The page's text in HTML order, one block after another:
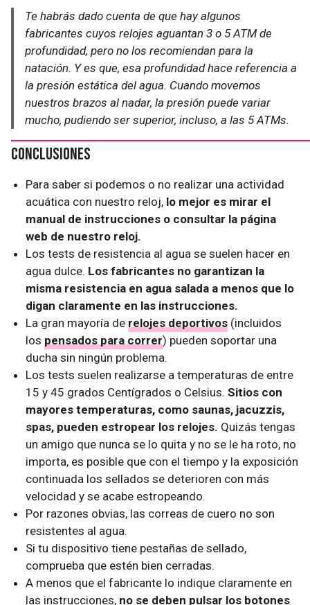
Te habrás dado cuenta de que hay algunos
fabricantes cuyos relojes aguantan 3 o 5 ATM de
profundidad, pero no los recomiendan para la
natación. Y es que, esa profundidad hace referencia a
la presión estática del agua. Cuando movemos
nuestros brazos al nadar, la presión puede variar
mucho, pudiendo ser superior, incluso, a las 5 ATMs.
Conclusiones
Para saber si podemos o no realizar una actividad
acuática con nuestro reloj, lo mejor es mirar el
manual de instrucciones o consultar la página
web de nuestro reloj.
Los tests de resistencia al agua se suelen hacer en
agua dulce. Los fabricantes no garantizan la
misma resistencia en agua salada a menos que lo
digan claramente en las instrucciones.
La gran mayoría de relojes deportivos (incluidos
los pensados para correr) pueden soportar una
ducha sin ningún problema.
Los tests suelen realizarse a temperaturas de entre
15 y 45 grados Centígrados o Celsius.Sitios con
mayores temperaturas, como saunas, jacuzzis,
spas, pueden estropear los relojes. Quizás tengas
un amigo que nunca se lo quita y no se le ha roto, no
importa, es posible que con el tiempo y la exposición
continuada los sellados se deterioren con más
velocidad y se acabe estropeando.
Por razones obvias, las correas de cuero no son
resistentes al agua.
Si tu dispositivo tiene pestañas de sellado,
comprueba que estén bien cerradas.
A menos que el fabricante lo indique claramente en
las instrucciones, no se deben pulsar los botones